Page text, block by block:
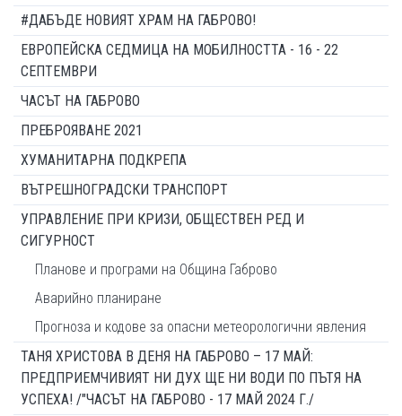
#ДАБЪДЕ НОВИЯТ ХРАМ НА ГАБРОВО!
ЕВРОПЕЙСКА СЕДМИЦА НА МОБИЛНОСТТА - 16 - 22
СЕПТЕМВРИ
ЧАСЪТ НА ГАБРОВО
ПРЕБРОЯВАНЕ 2021
ХУМАНИТАРНА ПОДКРЕПА
ВЪТРЕШНОГРАДСКИ ТРАНСПОРТ
УПРАВЛЕНИЕ ПРИ КРИЗИ, ОБЩЕСТВЕН РЕД И
СИГУРНОСТ
Планове и програми на Община Габрово
Аварийно планиране
Прогноза и кодове за опасни метеорологични явления
ТАНЯ ХРИСТОВА В ДЕНЯ НА ГАБРОВО – 17 МАЙ:
ПРЕДПРИЕМЧИВИЯТ НИ ДУХ ЩЕ НИ ВОДИ ПО ПЪТЯ НА
УСПЕХА! /"ЧАСЪТ НА ГАБРОВО - 17 МАЙ 2024 Г./